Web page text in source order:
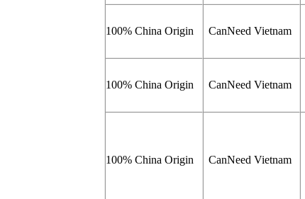
100% China Origin CanNeed Vietnam
100% China Origin CanNeed Vietnam
100% China Origin CanNeed Vietnam